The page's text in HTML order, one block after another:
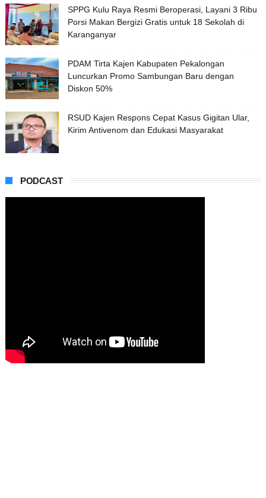
SPPG Kulu Raya Resmi Beroperasi, Layani 3 Ribu
Porsi Makan Bergizi Gratis untuk 18 Sekolah di
Karanganyar
PDAM Tirta Kajen Kabupaten Pekalongan
Luncurkan Promo Sambungan Baru dengan
Diskon 50%
RSUD Kajen Respons Cepat Kasus Gigitan Ular,
Kirim Antivenom dan Edukasi Masyarakat
PODCAST